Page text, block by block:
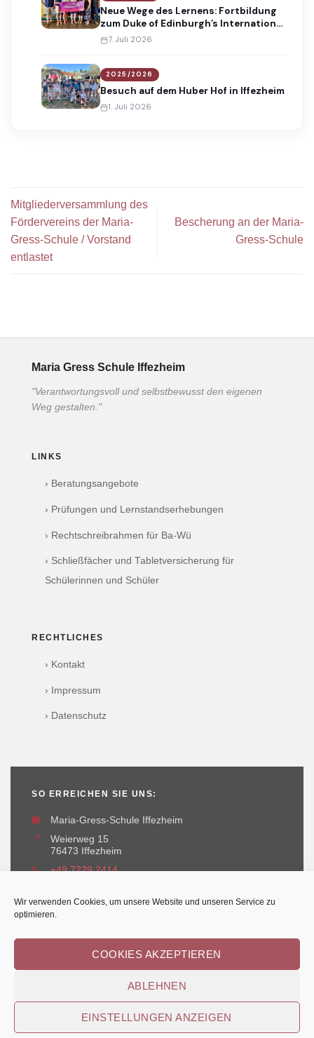
Wir verwenden Cookies, um unsere Website und unseren Service zu
optimieren.
COOKIES AKZEPTIEREN
ABLEHNEN
EINSTELLUNGEN ANZEIGEN
Neue Wege des Lernens: Fortbildung
zum Duke of Edinburgh’s International
Award
7. Juli 2026
2025/2026
Besuch auf dem Huber Hof in Iffezheim
1. Juli 2026
Mitgliederversammlung des
Fördervereins der Maria-
Gress-Schule / Vorstand
entlastet
Bescherung an der Maria-
Gress-Schule
Maria Gress Schule Iffezheim
"Verantwortungsvoll und selbstbewusst den eigenen
Weg gestalten."
LINKS
› Beratungsangebote
› Prüfungen und Lernstandserhebungen
› Rechtschreibrahmen für Ba-Wü
› Schließfächer und Tabletversicherung für
Schülerinnen und Schüler
RECHTLICHES
› Kontakt
› Impressum
› Datenschutz
SO ERREICHEN SIE UNS:
🏫
Maria-Gress-Schule Iffezheim
📍
Weierweg 15
76473 Iffezheim
📞
+49 7229 2414
© Maria-Gress-Schule Iffezheim